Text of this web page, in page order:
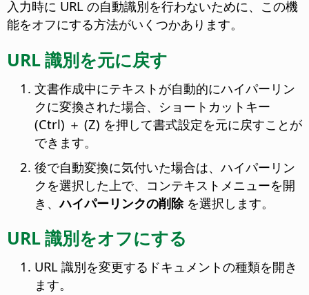
入力時に URL の自動識別を行わないために、この機
能をオフにする方法がいくつかあります。
URL 識別を元に戻す
文書作成中にテキストが自動的にハイパーリン
クに変換された場合、ショートカットキー
(Ctrl) ＋ (Z) を押して書式設定を元に戻すことが
できます。
後で自動変換に気付いた場合は、ハイパーリン
クを選択した上で、コンテキストメニューを開
き、ハイパーリンクの削除を選択します。
URL 識別をオフにする
URL 識別を変更するドキュメントの種類を開き
ます。